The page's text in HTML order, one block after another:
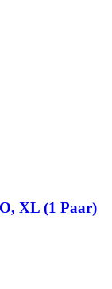
XL (1 Paar)